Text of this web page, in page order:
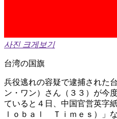
사진 크게보기
台湾の国旗
兵役逃れの容疑で逮捕された
ン・ワン）さん（３３）が今
ていると４日、中国官営英字
ｌｏｂａｌ Ｔｉｍｅｓ）」な